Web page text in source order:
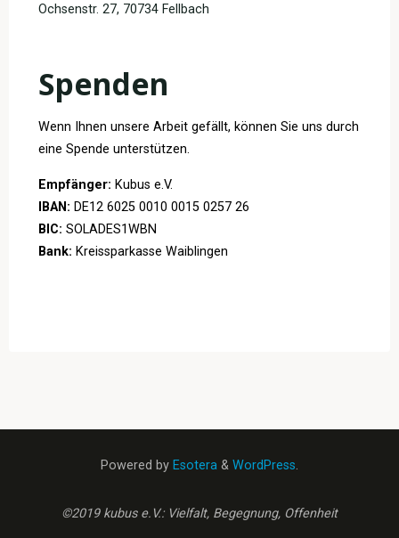
Ochsenstr. 27, 70734 Fellbach
Spenden
Wenn Ihnen unsere Arbeit gefällt, können Sie uns durch
eine Spende unterstützen.
Empfänger: Kubus e.V.
IBAN: DE12 6025 0010 0015 0257 26
BIC: SOLADES1WBN
Bank: Kreissparkasse Waiblingen
Powered by Esotera & WordPress.
©2019 kubus e.V.: Vielfalt, Begegnung, Offenheit